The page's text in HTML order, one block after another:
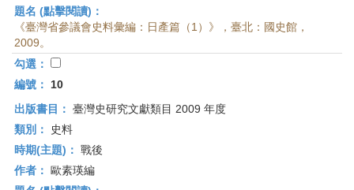
題名 (點擊閱讀)：
《臺灣省參議會史料彙編：日產篇（1）》，臺北：國史館，
2009。
勾選：
編號：
10
出版書目： 臺灣史研究文獻類目 2009 年度
類別：
史料
時期(主題)： 戰後
作者： 歐素瑛編